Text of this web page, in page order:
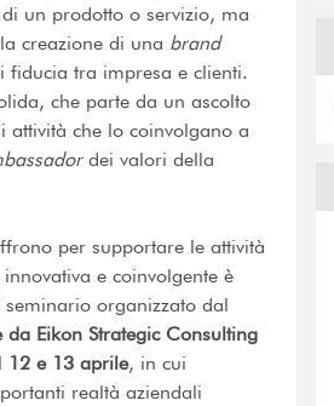
un prodotto o servizio, ma
creazione di una brand
tra impresa e clienti.
che parte da un ascolto
che lo coinvolgano a
dei valori della
per supportare le attività
e coinvolgente è
seminario organizzato dal
Eikon Strategic Consulting
12 e 13 aprile, in cui
realtà aziendali